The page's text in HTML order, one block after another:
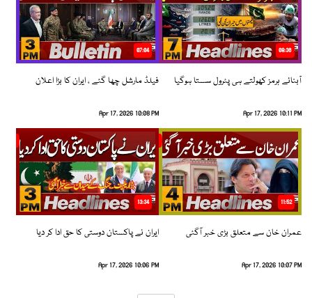
08:36
آبنائے ہرمز کھولتے ہی پٹرول سستا ہوگیا
Apr 17, 2026 10:11 PM
07:04
فیلڈ مارشل چھا گئے ، ایران کا بڑا اعلان
Apr 17, 2026 10:08 PM
11:52
عمران خان سے متعلق بڑی خبر آگئی
Apr 17, 2026 10:07 PM
13:34
ایران نے پاکستان دوستی کا حق ادا کر دیا
Apr 17, 2026 10:06 PM